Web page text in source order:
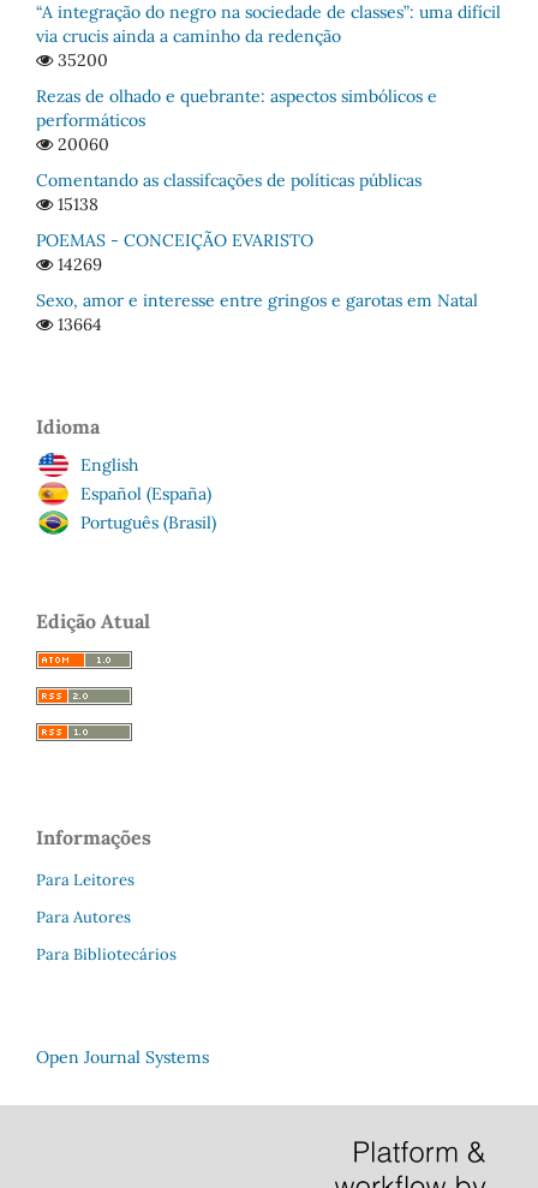
“A integração do negro na sociedade de classes”: uma difícil
via crucis ainda a caminho da redenção
35200
Rezas de olhado e quebrante: aspectos simbólicos e
performáticos
20060
Comentando as classifcações de políticas públicas
15138
POEMAS - CONCEIÇÃO EVARISTO
14269
Sexo, amor e interesse entre gringos e garotas em Natal
13664
Idioma
English
Español (España)
Português (Brasil)
Edição Atual
Informações
Para Leitores
Para Autores
Para Bibliotecários
Open Journal Systems